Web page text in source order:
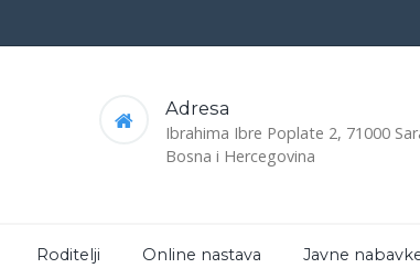
Adresa
Ibrahima Ibre Poplate 2, 71000
Bosna i Hercegovina
Roditelji Online nastava Javne